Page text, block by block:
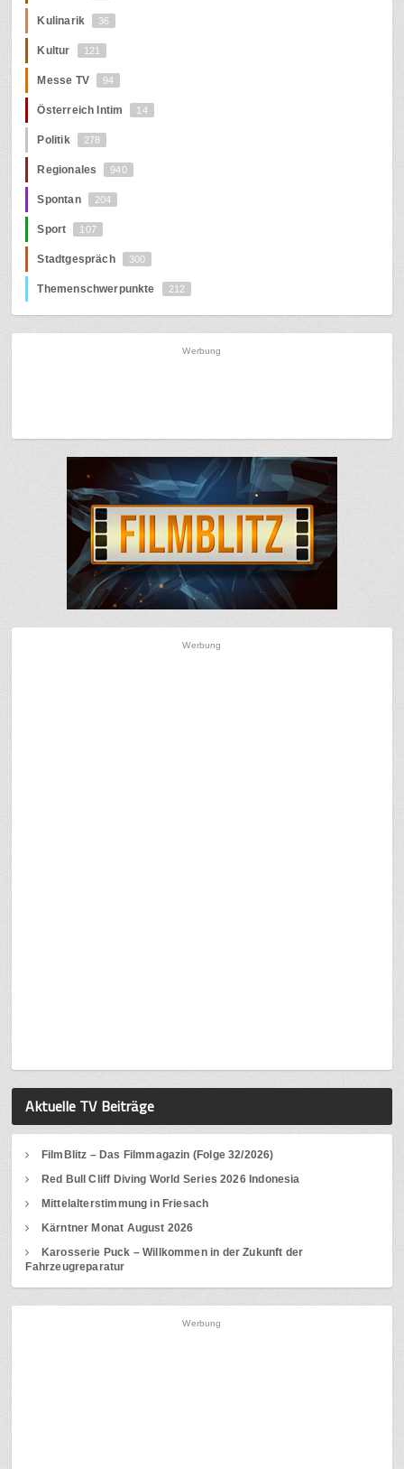
Kulinarik 36
Kultur 121
Messe TV 94
Österreich Intim 14
Politik 278
Regionales 940
Spontan 204
Sport 107
Stadtgespräch 300
Themenschwerpunkte 212
Werbung
Werbung
Aktuelle TV Beiträge
FilmBlitz – Das Filmmagazin (Folge 32/2026)
Red Bull Cliff Diving World Series 2026 Indonesia
Mittelalterstimmung in Friesach
Kärntner Monat August 2026
Karosserie Puck – Willkommen in der Zukunft der
Fahrzeugreparatur
Werbung